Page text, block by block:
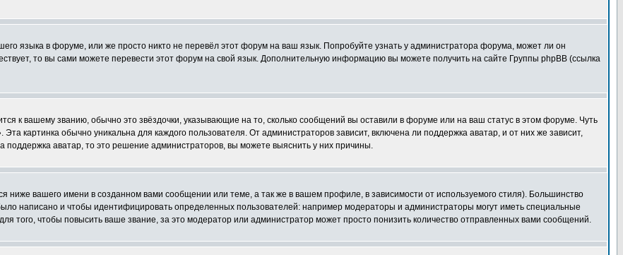
языка в форуме, или же просто никто не перевёл этот форум на ваш язык. Попробуйте узнать у администратора форума, может ли он
то вы сами можете перевести этот форум на свой язык. Дополнительную информацию вы можете получить на сайте Группы phpBB (ссылка
к вашему званию, обычно это звёздочки, указывающие на то, сколько сообщений вы оставили в форуме или на ваш статус в этом форуме. Чуть
картинка обычно уникальна для каждого пользователя. От администраторов зависит, включена ли поддержка аватар, и от них же зависит,
аватар, то это решение администраторов, вы можете выяснить у них причины.
вашего имени в созданном вами сообщении или теме, а так же в вашем профиле, в зависимости от используемого стиля). Большинство
написано и чтобы идентифицировать определенных пользователей: например модераторы и администраторы могут иметь специальные
того, чтобы повысить ваше звание, за это модератор или администратор может просто понизить количество отправленных вами сообщений.